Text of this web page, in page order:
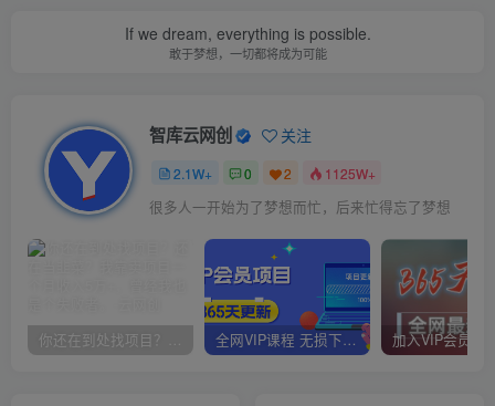
If we dream, everything is possible.
敢于梦想，一切都将成为可能
智库云网创 关注
2.1W+ 0 2 1125W+
很多人一开始为了梦想而忙，后来忙得忘了梦想
你还在到处找项目？还在当韭菜？我靠卖项目一个月收入5万+，曾经我也是个失败者。 全网VIP课程 无损下载~